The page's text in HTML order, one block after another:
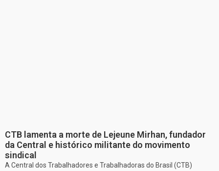
CTB lamenta a morte de Lejeune Mirhan, fundador
da Central e histórico militante do movimento
sindical
A Central dos Trabalhadores e Trabalhadoras do Brasil (CTB)